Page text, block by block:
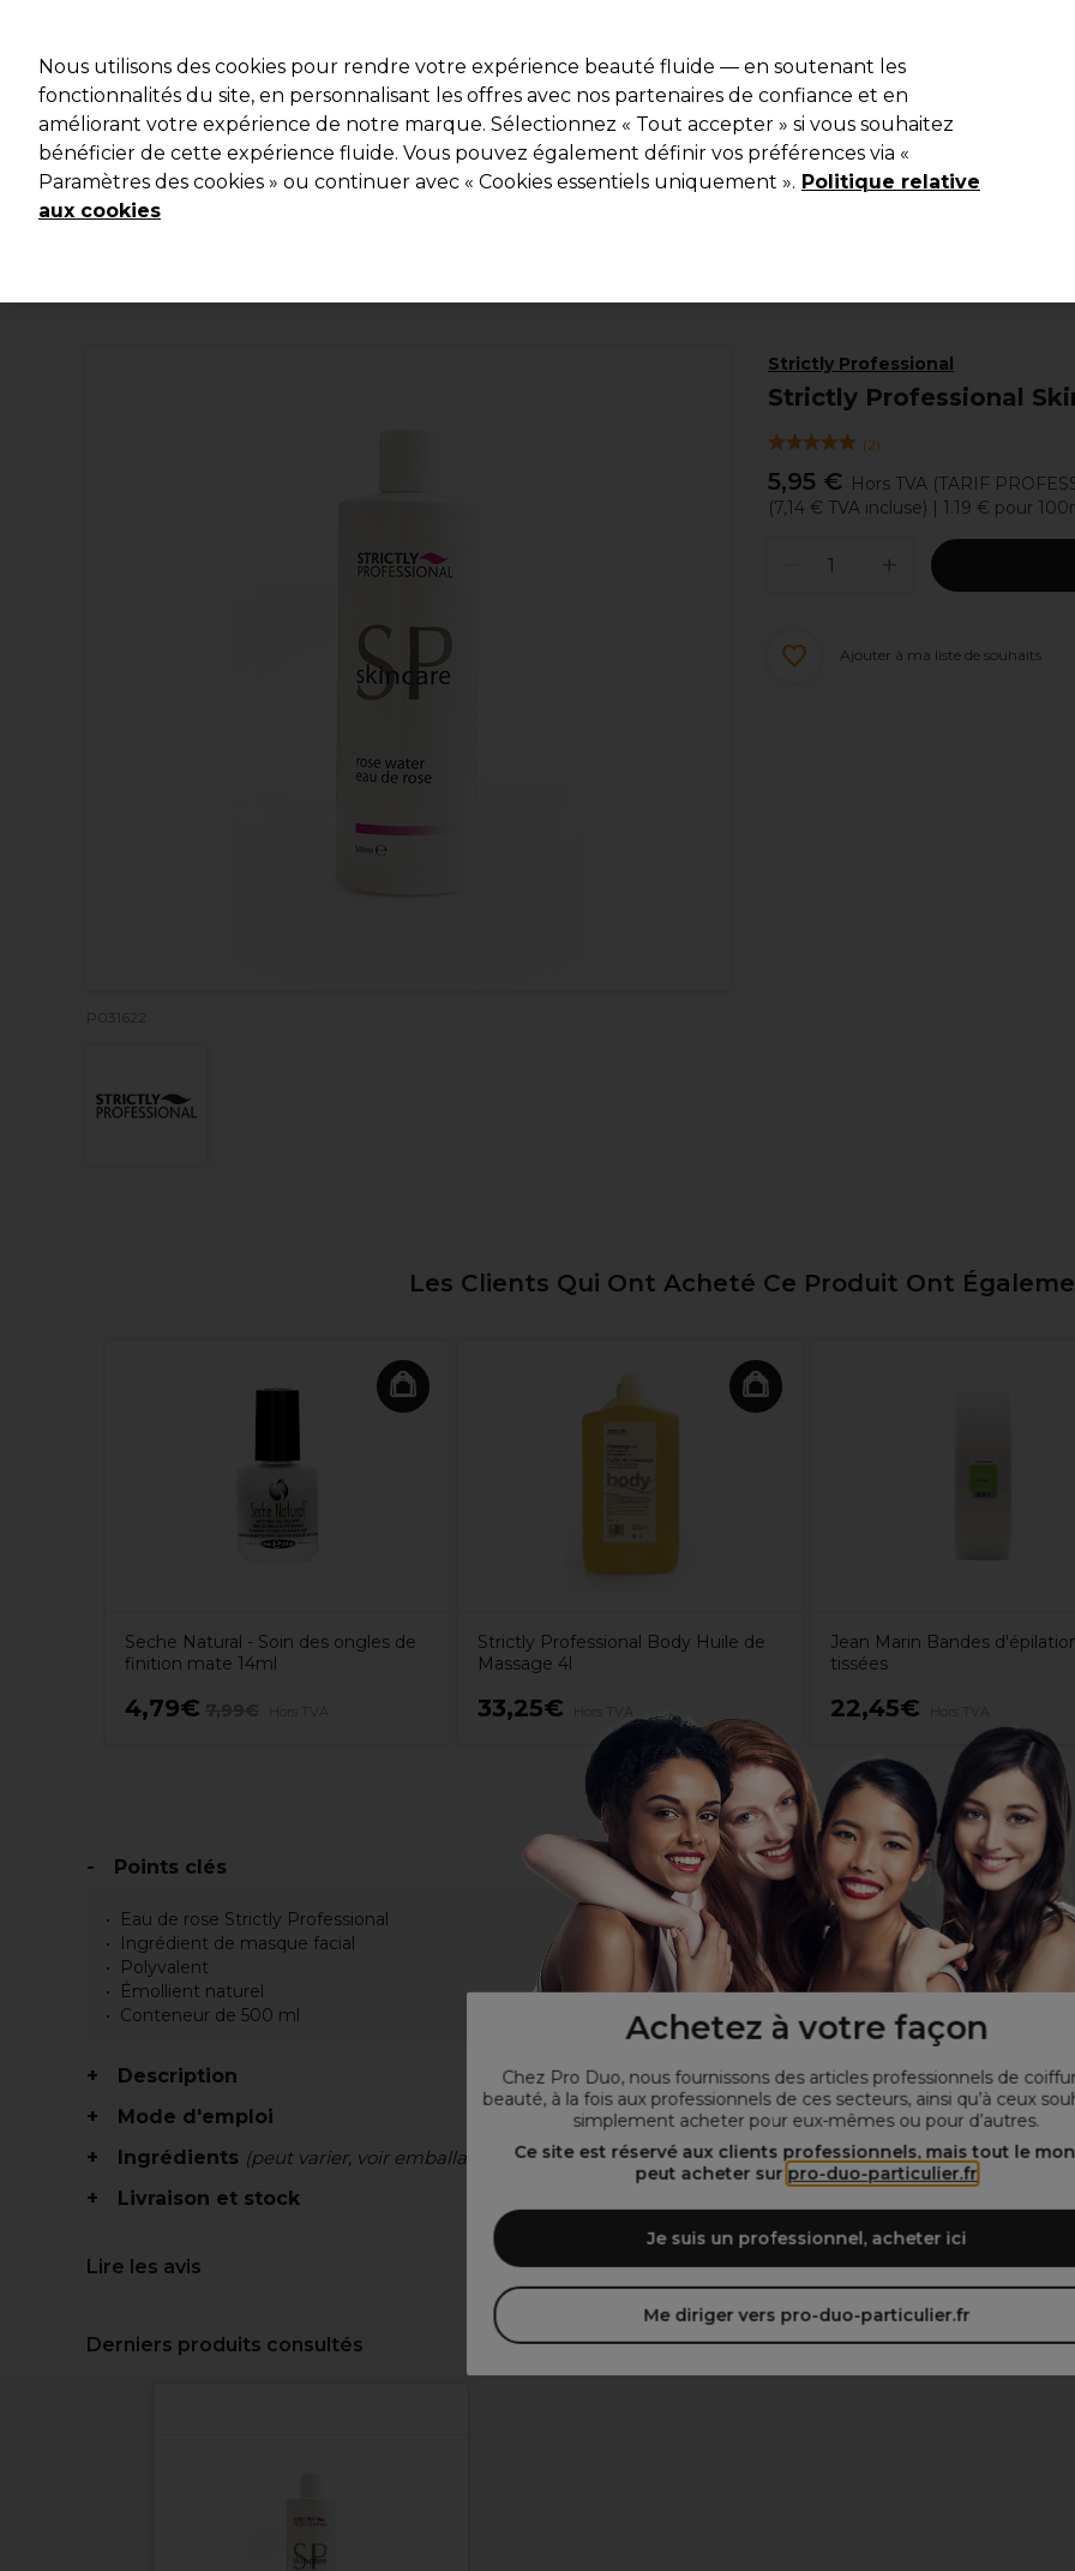
Achetez à votre façon
Chez Pro Duo, nous fournissons des articles professionnels de
beauté, à la fois aux professionnels de ces secteurs, ainsi qu’à ceux
simplement acheter pour eux-mêmes ou pour d’autres.
Ce site est réservé aux clients professionnels, mais tout le
peut acheter sur pro-duo-particulier.fr
Je suis un professionnel, acheter ici
Me diriger vers pro-duo-particulier.fr
Rechercher
Marques
Bons plans Coiffure Electro et Matériel Equipement de salon Beauté Hommes
Livraison et délais
Strictly Professional
Strictly Professional
(2)
5,95 € Hors TVA (TARIF
(7,14 € TVA incluse) | 1.19 € pour
P031622
Ajouter à ma liste de souhaits
Les Clients Qui Ont Acheté Ce Produit Ont
Seche Natural - Soin des ongles de
finition mate 14ml
4,79€
Strictly Professional Body Huile de
Massage 4l
33,25€
Jean Marin Bandes
tissées
22,45€
Points clés
Eau de rose Strictly Professional
Ingrédient de masque facial
Polyvalent
Émollient naturel
Conteneur de 500 ml
Description
Mode d'emploi
Ingrédients (peut varier, voir emballage)
Livraison et stock
Lire les avis
Derniers produits consultés
Nous utilisons des cookies pour rendre votre expérience beauté fluide — en soutenant les
fonctionnalités du site, en personnalisant les offres avec nos partenaires de confiance et en
améliorant votre expérience de notre marque. Sélectionnez « Tout accepter » si vous souhaitez
bénéficier de cette expérience fluide. Vous pouvez également définir vos préférences via «
Paramètres des cookies » ou continuer avec « Cookies essentiels uniquement ». Politique relative
aux cookies